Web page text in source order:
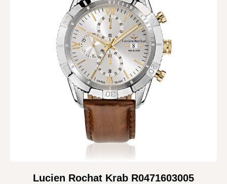
Lucien Rochat Krab R0471603005